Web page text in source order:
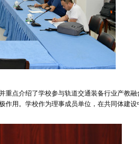
点介绍了学校参与轨道交通装备行业产教
用。学校作为理事成员单位，在共同体建